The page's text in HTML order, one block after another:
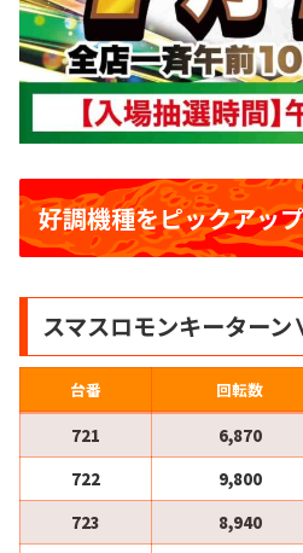
好調機種をピックアッ
スマスロモンキーター
台番 回転数
721
6,870
722
9,800
723
8,940